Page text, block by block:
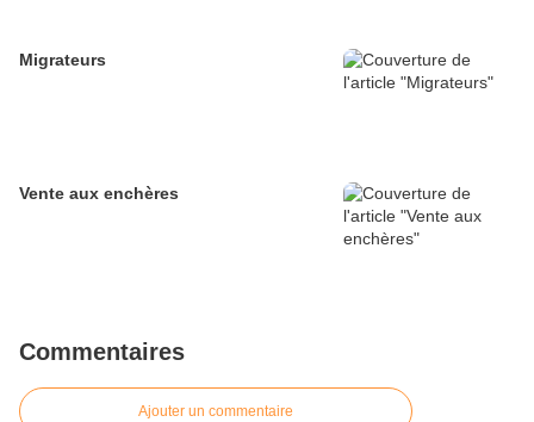
Migrateurs
Vente aux enchères
Commentaires
Ajouter un commentaire